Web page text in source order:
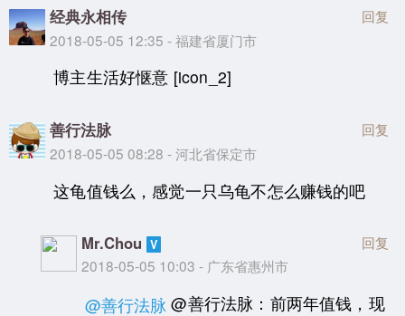
经典永相传
2018-05-05 12:35 - 福建省厦门市
回复
博主生活好惬意 [icon_2]
善行法脉
2018-05-05 08:28 - 河北省保定市
回复
这龟值钱么，感觉一只乌龟不怎么赚钱的吧
Mr.Chou
2018-05-05 10:03 - 广东省惠州市
回复
@善行法脉 @善行法脉：前两年值钱，现